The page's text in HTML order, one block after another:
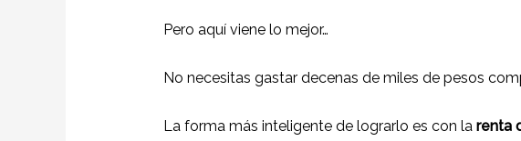
Pero aquí viene lo mejor…
No necesitas gastar decenas de miles de pesos
La forma más inteligente de lograrlo es con la renta